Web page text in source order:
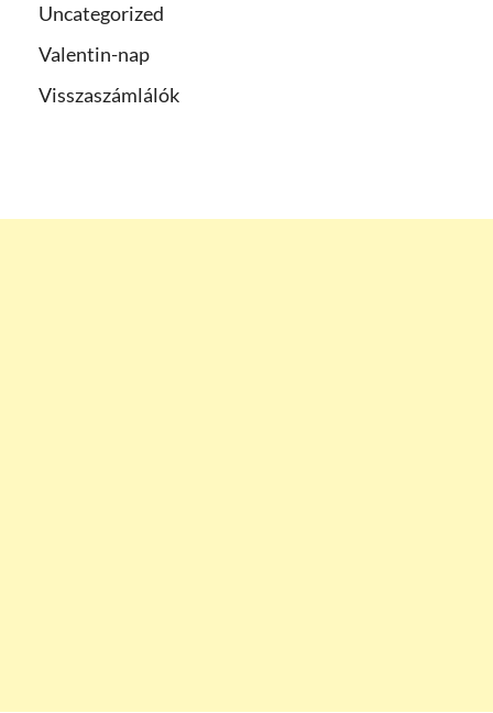
Uncategorized
Valentin-nap
Visszaszámlálók